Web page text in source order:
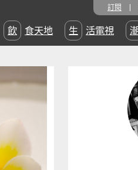
訂閱
飲食天地 生活電視